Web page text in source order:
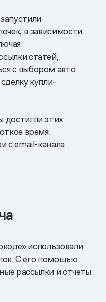
в зависимости
статей,
с выбором авто
купли-
этих
время.
с email-канала
использовали
С его помощью
рассылки и отчеты